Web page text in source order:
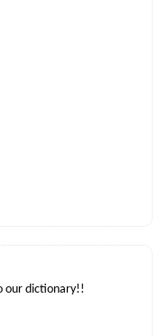
our dictionary!!